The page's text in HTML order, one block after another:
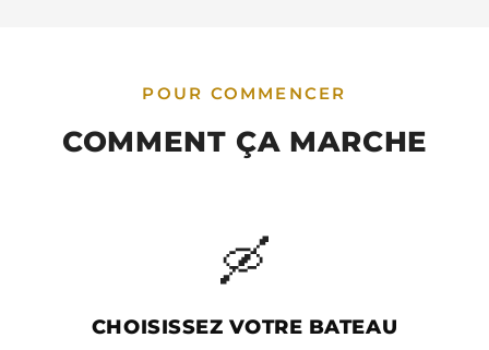
POUR COMMENCER
COMMENT ÇA MARCHE
🛶
CHOISISSEZ VOTRE BATEAU